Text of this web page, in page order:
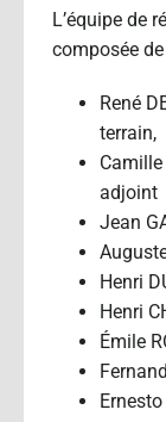
L’équipe de
composée de
René
terrain,
Camille
adjoint
Jean
Henri
Henri
Émile